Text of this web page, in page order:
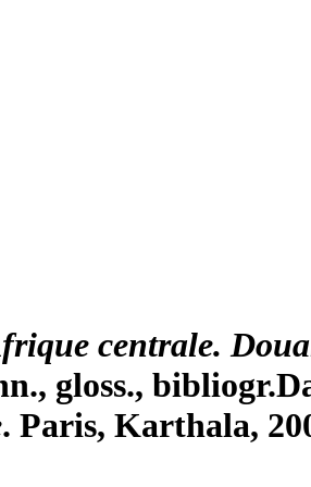
centrale.
gloss., bibliogr.
. Paris, Karthala,